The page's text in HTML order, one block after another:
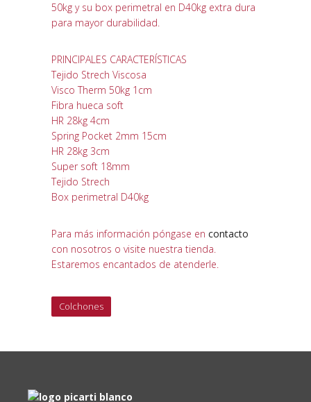
50kg y su box perimetral en D40kg extra dura
para mayor durabilidad.
PRINCIPALES CARACTERÍSTICAS
Tejido Strech Viscosa
Visco Therm 50kg 1cm
Fibra hueca soft
HR 28kg 4cm
Spring Pocket 2mm 15cm
HR 28kg 3cm
Super soft 18mm
Tejido Strech
Box perimetral D40kg
Para más información póngase en contacto
con nosotros o visite nuestra tienda.
Estaremos encantados de atenderle.
Colchones